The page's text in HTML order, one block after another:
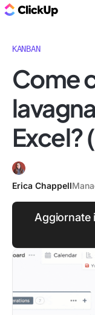
KANBAN
Come
Excel?
Erica Chappell
Aggiornate